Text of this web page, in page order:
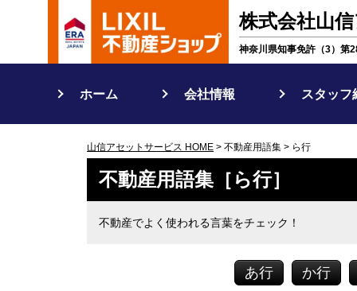
株式会社山
神奈川県知事免許（3）第
ホーム 会社情報 スタッフ
山信アセットサービス HOME > 不動産用語集 > ら行
不動産用語集［ら行］
不動産でよく使われる言葉をチェック！
あ行 か行